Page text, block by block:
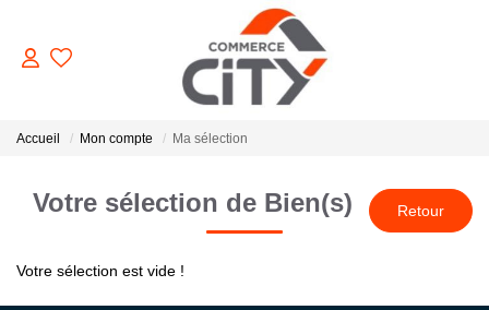
ACHETER
VENDRE
Accueil Mon compte Ma sélection
Votre sélection de Bien(s)
Votre sélection est vide !